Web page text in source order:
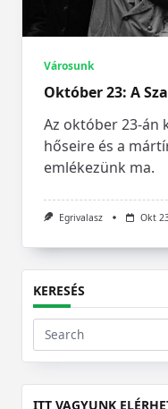
Városunk
Október 23: A
Az október 23-
hőseire és a
emlékezünk ma.
Egrivalasz Okt
KERESÉS
Search
for:
ITT VAGYUNK